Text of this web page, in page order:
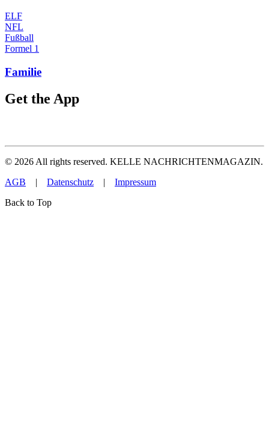
ELF
NFL
Fußball
Formel 1
Familie
Get the App
© 2026 All rights reserved. KELLE NACHRICHTENMAGAZIN.
AGB | Datenschutz | Impressum
Back to Top